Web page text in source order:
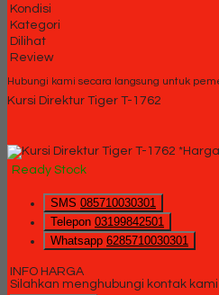
Kondisi
Kategori
Dilihat
Review
Hubungi kami secara langsung untuk
Kursi Direktur Tiger T-1762
Ready Stock
SMS 085710030301
Telepon 03199842501
Whatsapp 6285710030301
INFO HARGA
Silahkan menghubungi kontak